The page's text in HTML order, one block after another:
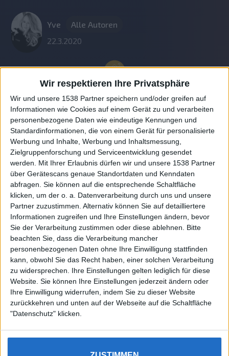
Wir respektieren Ihre Privatsphäre
Wir und unsere 1538 Partner speichern und/oder greifen auf
Informationen wie Cookies auf einem Gerät zu und verarbeiten
personenbezogene Daten wie eindeutige Kennungen und
Standardinformationen, die von einem Gerät für personalisierte
Werbung und Inhalte, Werbung und Inhaltsmessung,
Zielgruppenforschung und Serviceentwicklung gesendet
werden.
Mit Ihrer Erlaubnis dürfen wir und unsere 1538 Partner
über Gerätescans genaue Standortdaten und Kenndaten
abfragen. Sie können auf die entsprechende Schaltfläche
klicken, um der o. a. Datenverarbeitung durch uns und unsere
Partner zuzustimmen. Alternativ können Sie auf detailliertere
Informationen zugreifen und Ihre Einstellungen ändern, bevor
Sie der Verarbeitung zustimmen oder diese ablehnen.
Bitte
beachten Sie, dass die Verarbeitung mancher
personenbezogenen Daten ohne Ihre Einwilligung stattfinden
kann, obwohl Sie das Recht haben, einer solchen Verarbeitung
zu widersprechen. Ihre Einstellungen gelten lediglich für diese
Website. Sie können Ihre Einstellungen jederzeit ändern oder
Ihre Einwilligung widerrufen, indem Sie zu dieser Website
zurückkehren und unten auf der Webseite auf die Schaltfläche
"Datenschutz" klicken.
Yve
Alle Autoren
22.3.2020
Auf DESMONDO findet Ihr Inspirationen für
individuelles, gemütliches und intelligentes Wohnen,
die aktuellsten Einrichtungstrends und Informatives zu
neuesten Smart Home Systemen.
About
DESMONDO Suche
Rechtliches
Impressum
Datenschutz
Sitemap